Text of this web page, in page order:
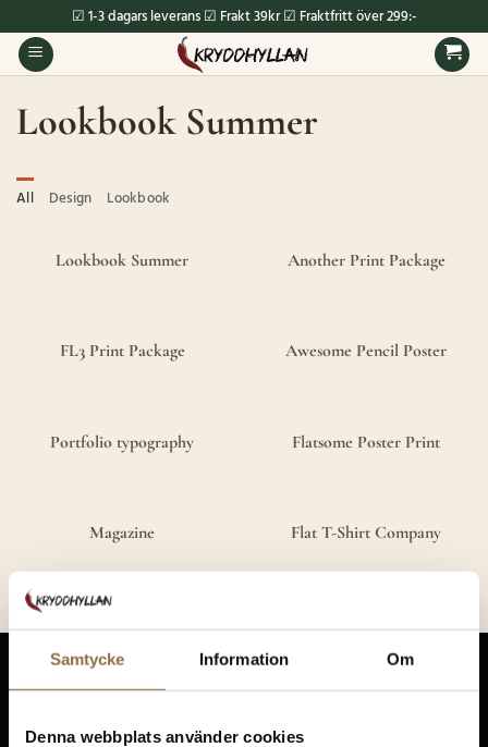
Samtycke Information Om
Denna webbplats använder cookies
to
content
☑ 1-3 dagars leverans ☑ Frakt 39kr ☑ Fraktfritt över 299:-
Lookbook Summer
All Design Lookbook
Lookbook Summer Another Print Package
FL3 Print Package Awesome Pencil Poster
Portfolio typography Flatsome Poster Print
Magazine Flat T-Shirt Company